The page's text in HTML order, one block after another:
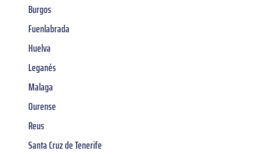
Burgos
Fuenlabrada
Huelva
Leganés
Malaga
Ourense
Reus
Santa Cruz de Tenerife